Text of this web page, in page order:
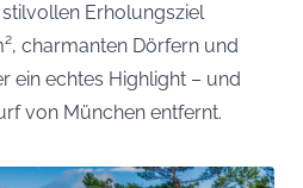
Erholungsziel
charmanten Dörfern und
ein echtes Highlight – und
von München entfernt.